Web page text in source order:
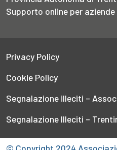
Supporto online per aziende
Privacy Policy
Cookie Policy
Segnalazione illeciti –
Segnalazione Illeciti –